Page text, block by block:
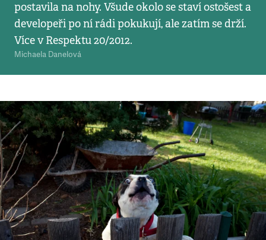
postavila na nohy. Všude okolo se staví ostošest a
developeři po ní rádi pokukují, ale zatím se drží.
Více v Respektu 20/2012.
Michaela Danelová